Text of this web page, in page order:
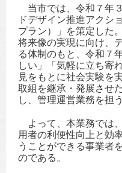
当市では、令和７年
ドデザイン推進アクシ
プラン）」を策定した
将来像の実現に向け、
る体制のもと、令和７
しい」「気軽に立ち寄
見をもとに社会実験を
取組を継承・発展させ
し、管理運営業務を担
よって、本業務では
用者の利便性向上と効
うことができる事業者
のである。